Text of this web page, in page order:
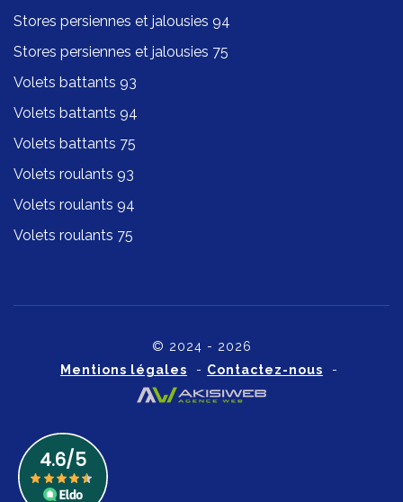
Stores persiennes et jalousies 94
Stores persiennes et jalousies 75
Volets battants 93
Volets battants 94
Volets battants 75
Volets roulants 93
Volets roulants 94
Volets roulants 75
© 2024 - 2026
Mentions légales - Contactez-nous -